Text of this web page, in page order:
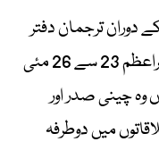
دوران ترجمان دفتر
خارجہ طاہر اندرابی نے اعلان کیا کہ وزیراعظم 23 سے 26 مئی
وہ چینی صدر اور
میں دوطرفہ